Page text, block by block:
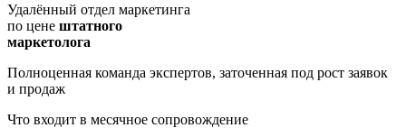
Удалённый отдел маркетинга
по цене штатного
маркетолога
Полноценная команда экспертов, заточенная под рост заявок
и продаж
Что входит в месячное сопровождение